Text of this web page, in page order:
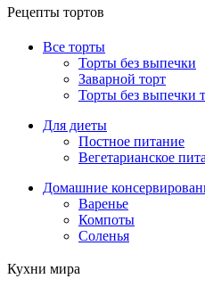
Рецепты тортов
Все торты
Торты без выпечки
Заварной торт
Торты без выпечки
Для диеты
Постное питание
Вегетарианское
Домашние
Варенье
Компоты
Соленья
Кухни мира